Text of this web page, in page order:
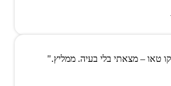
טאו – מצאתי בלי בעיה. ממליץ."